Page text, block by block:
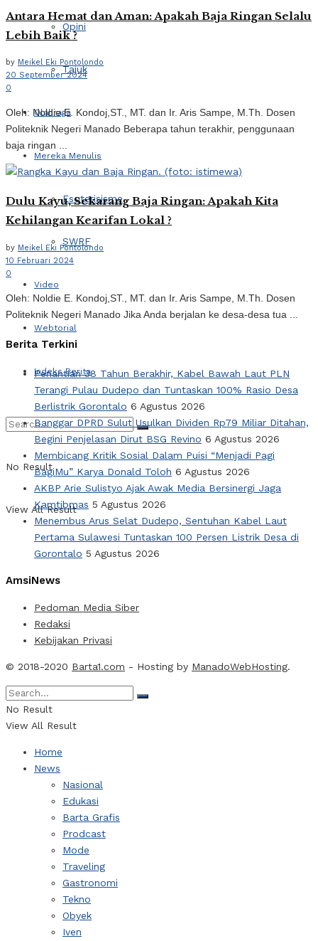
Opini
Tajuk
Olahraga
Mereka Menulis
Esoterisisme
SWRF
Video
Webtorial
Indeks Berita
No Result
View All Result
Antara Hemat dan Aman: Apakah Baja Ringan Selalu
Lebih Baik ?
by Meikel Eki Pontolondo
20 September 2024
0
Oleh: Noldie E. Kondoj,ST., MT. dan Ir. Aris Sampe, M.Th. Dosen
Politeknik Negeri Manado Beberapa tahun terakhir, penggunaan
baja ringan ...
Dulu Kayu, Sekarang Baja Ringan: Apakah Kita
Kehilangan Kearifan Lokal ?
by Meikel Eki Pontolondo
10 Februari 2024
0
Oleh: Noldie E. Kondoj,ST., MT. dan Ir. Aris Sampe, M.Th. Dosen
Politeknik Negeri Manado Jika Anda berjalan ke desa-desa tua ...
Berita Terkini
Penantian 38 Tahun Berakhir, Kabel Bawah Laut PLN
Terangi Pulau Dudepo dan Tuntaskan 100% Rasio Desa
Berlistrik Gorontalo 6 Agustus 2026
Banggar DPRD Sulut Usulkan Dividen Rp79 Miliar Ditahan,
Begini Penjelasan Dirut BSG Revino 6 Agustus 2026
Membicang Kritik Sosial Dalam Puisi “Menjadi Pagi
BagiMu” Karya Donald Toloh 6 Agustus 2026
AKBP Arie Sulistyo Ajak Awak Media Bersinergi Jaga
Kamtibmas 5 Agustus 2026
Menembus Arus Selat Dudepo, Sentuhan Kabel Laut
Pertama Sulawesi Tuntaskan 100 Persen Listrik Desa di
Gorontalo 5 Agustus 2026
AmsiNews
Pedoman Media Siber
Redaksi
Kebijakan Privasi
© 2018-2020 Barta1.com - Hosting by ManadoWebHosting.
No Result
View All Result
Home
News
Nasional
Edukasi
Barta Grafis
Prodcast
Mode
Traveling
Gastronomi
Tekno
Obyek
Iven